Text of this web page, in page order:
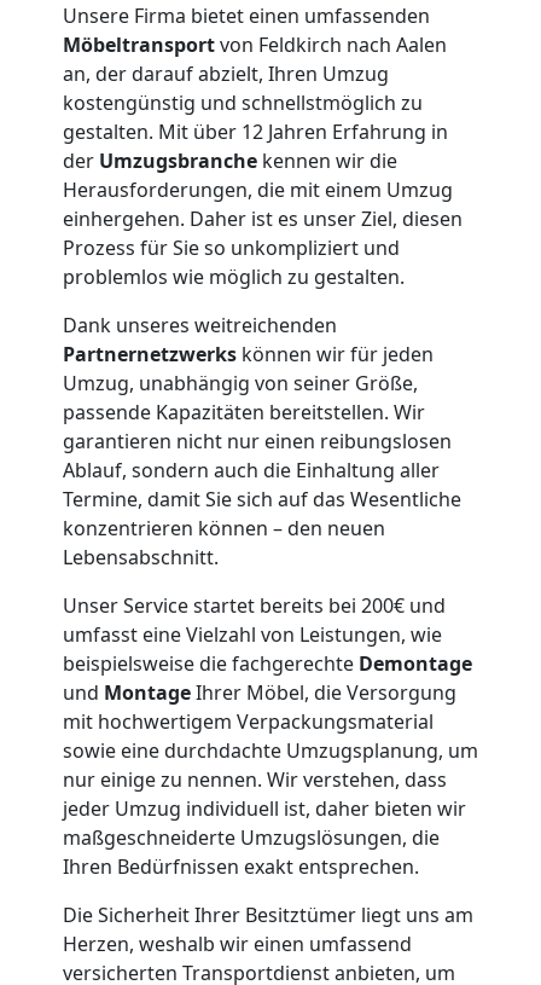
Unsere Firma bietet einen umfassenden
Möbeltransportvon Feldkirch nach Aalen
an, der darauf abzielt, Ihren Umzug
kostengünstig und schnellstmöglich zu
gestalten. Mit über 12 Jahren Erfahrung in
der Umzugsbranche kennen wir die
Herausforderungen, die mit einem Umzug
einhergehen. Daher ist es unser Ziel, diesen
Prozess für Sie so unkompliziert und
problemlos wie möglich zu gestalten.
Dank unseres weitreichenden
Partnernetzwerks können wir für jeden
Umzug, unabhängig von seiner Größe,
passende Kapazitäten bereitstellen. Wir
garantieren nicht nur einen reibungslosen
Ablauf, sondern auch die Einhaltung aller
Termine, damit Sie sich auf das Wesentliche
konzentrieren können – den neuen
Lebensabschnitt.
Unser Service startet bereits bei 200€ und
umfasst eine Vielzahl von Leistungen, wie
beispielsweise die fachgerechte Demontage
und MontageIhrer Möbel, die Versorgung
mit hochwertigem Verpackungsmaterial
sowie eine durchdachte Umzugsplanung, um
nur einige zu nennen. Wir verstehen, dass
jeder Umzug individuell ist, daher bieten wir
maßgeschneiderte Umzugslösungen, die
Ihren Bedürfnissen exakt entsprechen.
Die Sicherheit Ihrer Besitztümer liegt uns am
Herzen, weshalb wir einen umfassend
versicherten Transportdienst anbieten, um
Umzugshelfer
Feldkirch
Möbeltaxi
Feldkirch
Kleintransport
Feldkirch
Möbelmontage
Feldkirch